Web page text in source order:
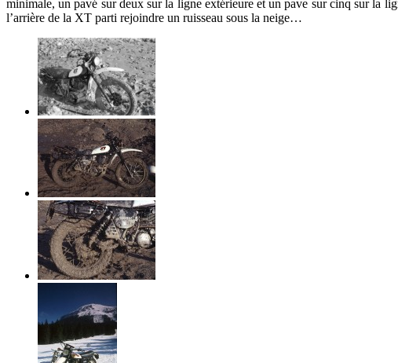
minimale, un pavé sur deux sur la ligne extérieure et un pave sur cinq sur la
l’arrière de la XT parti rejoindre un ruisseau sous la neige…